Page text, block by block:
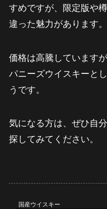
すめですが、限定版や
違った魅力があります。
価格は高騰しています
パニーズウイスキーと
うです。
気になる方は、ぜひ自
探してみてください。
国産ウイスキー